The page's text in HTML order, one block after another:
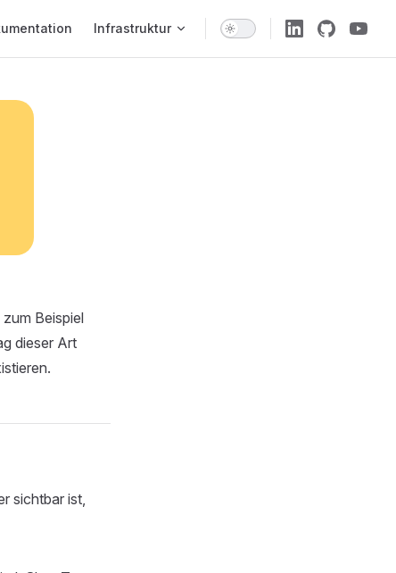
Infrastruktur
Beispiel
dieser Art
sichtbar ist,